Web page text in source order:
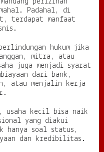
perizinan
Padahal, di
terdapat manfaat
hukum jika
mitra, atau
juga menjadi syarat
dari bank,
atau menjalin kerja
usaha kecil bisa naik
yang diakui
hanya soal status,
dan kredibilitas.